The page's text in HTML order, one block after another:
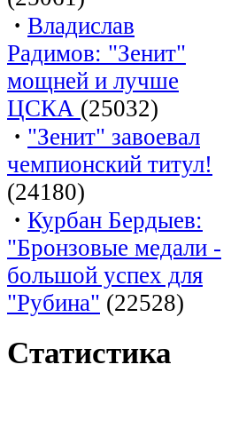
· Владислав
Радимов: "Зенит"
мощней и лучше
ЦСКА (25032)
· "Зенит" завоевал
чемпионский титул!
(24180)
· Курбан Бердыев:
"Бронзовые медали -
большой успех для
"Рубина" (22528)
Статистика